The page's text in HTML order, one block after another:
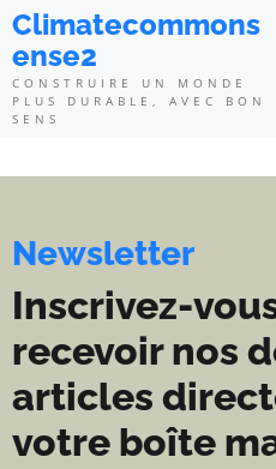
Climatecommons
ense2
CONSTRUIRE UN MONDE
PLUS DURABLE, AVEC BON
SENS
Newsletter
Inscrivez-
recevoir nos
articles
votre boîte